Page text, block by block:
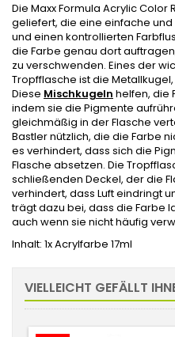
Die Maxx Formula Acrylic Color
geliefert, die eine einfache
und einen kontrollierten
die Farbe genau dort
zu verschwenden. Eines der
Tropfflasche ist die
Diese Mischkugeln helfen, die
indem sie die Pigmente
gleichmäßig in der Flasche
Bastler nützlich, die die Farbe
es verhindert, dass sich die
Flasche absetzen. Die
schließenden Deckel, der die
verhindert, dass Luft eindringt
trägt dazu bei, dass die Farbe
auch wenn sie nicht häufig
Inhalt: 1x Acrylfarbe 17ml
VIELLEICHT GEFÄLLT